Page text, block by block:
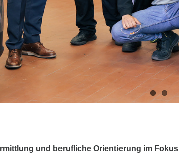
und berufliche Orientierung im Fokus